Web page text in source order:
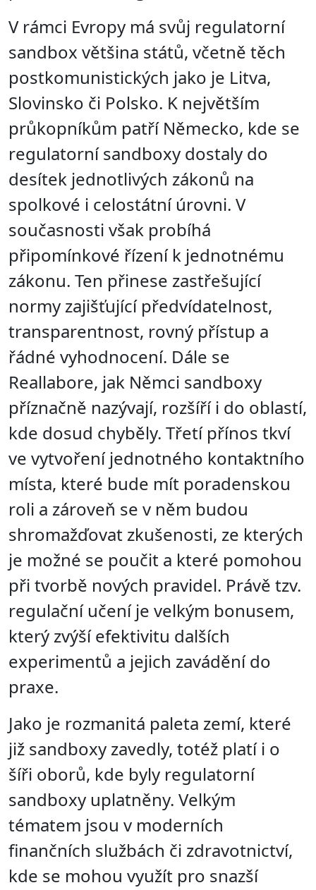
V rámci Evropy má svůj regulatorní
sandbox většina států, včetně těch
postkomunistických jako je Litva,
Slovinsko či Polsko. K největším
průkopníkům patří Německo, kde se
regulatorní sandboxy dostaly do
desítek jednotlivých zákonů na
spolkové i celostátní úrovni. V
současnosti však probíhá
připomínkové řízení k jednotnému
zákonu. Ten přinese zastřešující
normy zajišťující předvídatelnost,
transparentnost, rovný přístup a
řádné vyhodnocení. Dále se
Reallabore, jak Němci sandboxy
příznačně nazývají, rozšíří i do oblastí,
kde dosud chyběly. Třetí přínos tkví
ve vytvoření jednotného kontaktního
místa, které bude mít poradenskou
roli a zároveň se v něm budou
shromažďovat zkušenosti, ze kterých
je možné se poučit a které pomohou
při tvorbě nových pravidel. Právě tzv.
regulační učení je velkým bonusem,
který zvýší efektivitu dalších
experimentů a jejich zavádění do
praxe.
Jako je rozmanitá paleta zemí, které
již sandboxy zavedly, totéž platí i o
šíři oborů, kde byly regulatorní
sandboxy uplatněny. Velkým
tématem jsou v moderních
finančních službách či zdravotnictví,
kde se mohou využít pro snazší